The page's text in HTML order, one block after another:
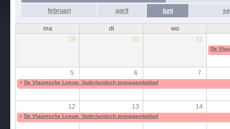
februari april juni
ma di
wo
29
30 31
De
5 6 7
« De Vlaamsche Leeuw. Vaderlandsch propagandablad
12 13 14
« De Vlaamsche Leeuw. Vaderlandsch propagandablad